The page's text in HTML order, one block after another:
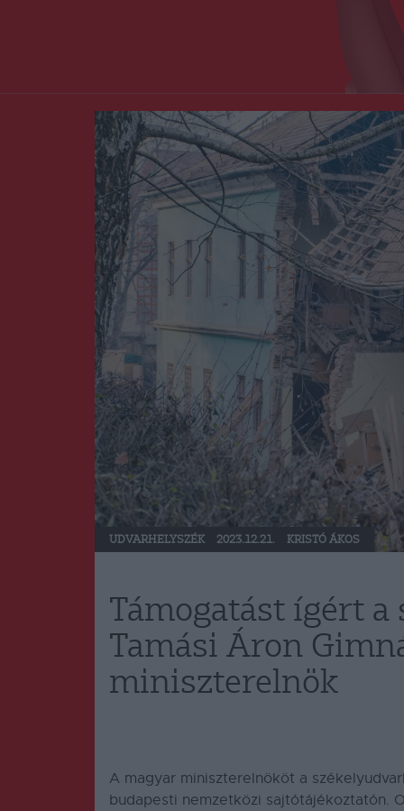
UDVARHELYSZÉK 2023.12.21. KRISTÓ ÁKOS
Támogatást ígért
Tamási Áron
miniszterelnök
A magyar miniszterelnököt a
budapesti nemzetközi sajtótájékoztatón.